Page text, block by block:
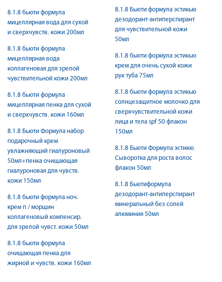
8.1.8 бьюти формула
мицеллярная вода для сухой
и сверхчувств. кожи 200мл
8.1.8 бьюти формула
мицеллярная вода
коллагеновая для зрелой
чувствительной кожи 200мл
8.1.8 бьюти формула
мицеллярная пенка для сухой
и сверхчувств. кожи 160мл
8.1.8 Бьюти Формула набор
подарочный крем
увлажняющий гиалуроновый
50мл+пенка очищающая
гиалуроновая для чувств.
кожи 150мл
8.1.8 бьюти формула ноч.
крем п / морщин
коллагеновый компенсир.
для зрелой чувст. кожи 50мл
8.1.8 бьюти формула
очищающая пенка для
жирной и чувств. кожи 160мл
8.1.8 Бьюти формула эстикью
дезодорант-антиперспирант
для чувствительной кожи
50мл
8.1.8 бьюти формула эстикью
крем для очень сухой кожи
рук туба 75мл
8.1.8 бьюти формула эстикью
солнцезащитное молочко для
сверхчувствительной кожи
лица и тела spf 50 флакон
150мл
8.1.8 Бьюти Формула эстикю
Сыворотка для роста волос
флакон 50мл
8.1.8 Бьютиформула
дезодорант-антиперспирант
минеральный без солей
алюминия 50мл